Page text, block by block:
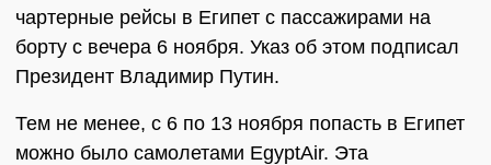
чартерные рейсы в Египет с пассажирами на
борту с вечера 6 ноября. Указ об этом подписал
Президент Владимир Путин.
Тем не менее, с 6 по 13 ноября попасть в Египет
можно было самолетами EgyptAir. Эта